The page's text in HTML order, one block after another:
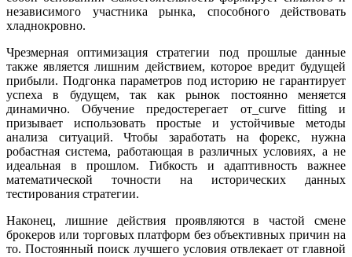
независимого участника рынка, способного действовать
хладнокровно.
Чрезмерная оптимизация стратегии под прошлые данные
также является лишним действием, которое вредит будущей
прибыли. Подгонка параметров под историю не гарантирует
успеха в будущем, так как рынок постоянно меняется
динамично. Обучение предостерегает от_curve fitting и
призывает использовать простые и устойчивые методы
анализа ситуаций. Чтобы заработать на форекс, нужна
робастная система, работающая в различных условиях, а не
идеальная в прошлом. Гибкость и адаптивность важнее
математической точности на исторических данных
тестирования стратегии.
Наконец, лишние действия проявляются в частой смене
брокеров или торговых платформ без объективных причин на
то. Постоянный поиск лучшего условия отвлекает от главной